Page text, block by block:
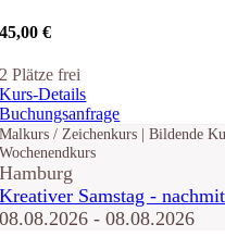
45,00 €
2 Plätze frei
Kurs-Details
Buchungsanfrage
Malkurs / Zeichenkurs | Bildende
Wochenendkurs
Hamburg
Kreativer Samstag -
08.08.2026 - 08.08.2026